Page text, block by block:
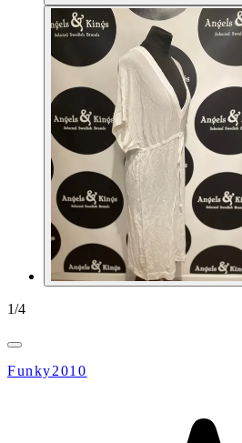
1/4
Funky2010